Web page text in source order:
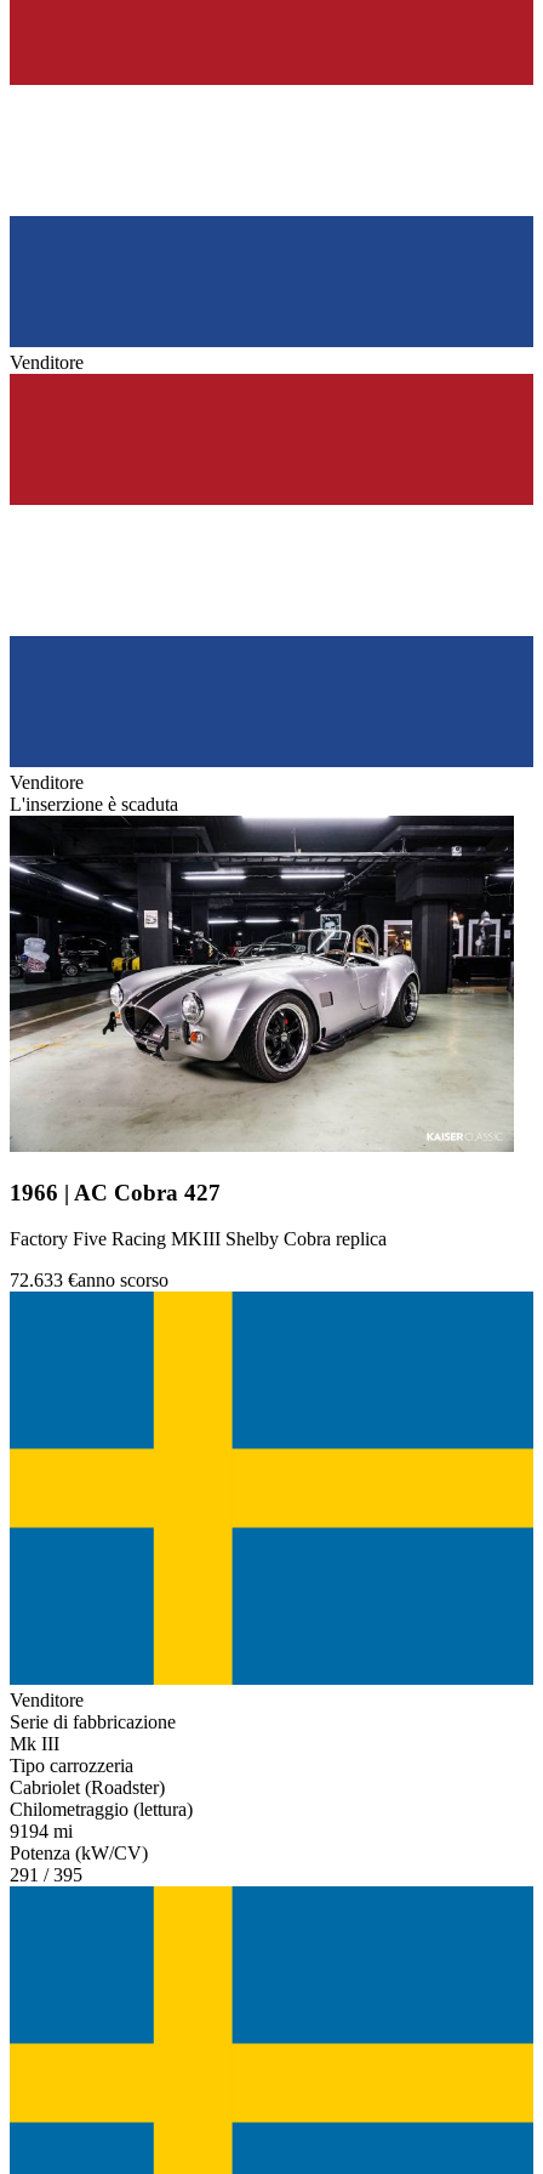
Venditore
Venditore
L'inserzione è scaduta
1966 | AC Cobra 427
Factory Five Racing MKIII Shelby Cobra replica
72.633 €anno scorso
Venditore
Serie di fabbricazione
Mk III
Tipo carrozzeria
Cabriolet (Roadster)
Chilometraggio (lettura)
9194 mi
Potenza (kW/CV)
291 / 395